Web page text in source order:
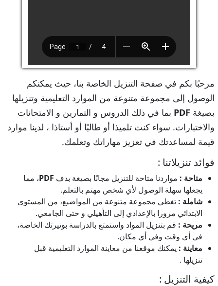
مرحبًا بكم في صفحة التنزيل الخاصة بنا، حيث يمكنكم
الوصول إلى مجموعة متنوعة من الموارد التعليمية وتنزيلها
بصيغة PDF بما في ذلك الدروس و التمارين و الامتحانات
والاختبارات. سواء كنت تلميذا أو طالبًا أو أستاذا ، لدينا موارد
قيمة لمساعدتك في تعزيز مهاراتك وتعلمك.
فوائد تنزيلاتنا :
متاحة : مواردنا متاحة للتنزيل مجانًا بصيغة بدف PDF، مما
يجعلها سهلة الوصول لأي شخص مهتم بالتعلم.
شاملة : تغطي مجموعة متنوعة من المواضيع، من المستوى
الابتدائي مرورا بالإعدادي إلى التأهيلي و حتى الجامعي.
مريحة : قم بتنزيل المواد واستمتع بالدراسة بوتيرتك الخاصة،
في أي وقت وفي أي مكان.
معاينة : يمكنك موقعنا من معاينة الموارد التعليمية قبل
تنزيلها .
كيفية التنزيل :